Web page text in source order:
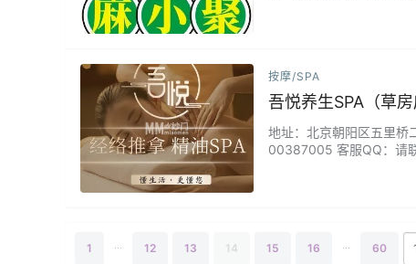
按摩/SPA
吾悦养生SPA（草房
地址：北京朝阳区五里桥
00387005 客服QQ：请
1 12 13 14 15 16 60